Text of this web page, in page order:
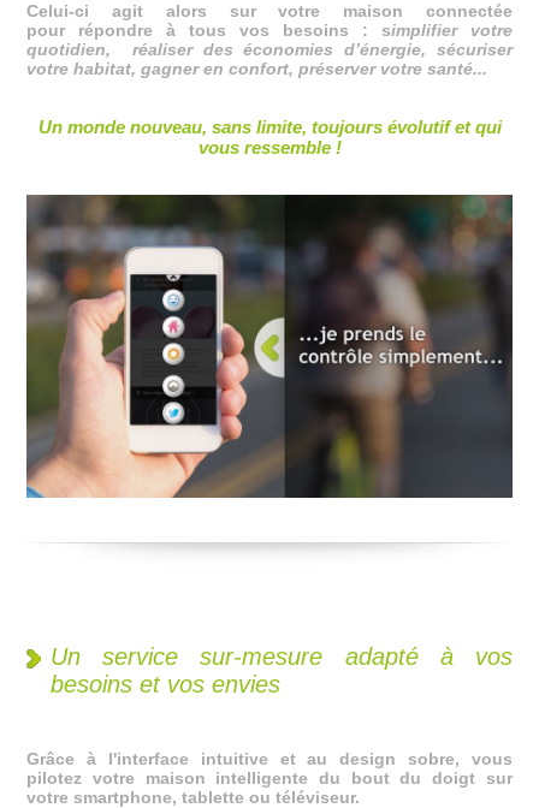
Celui-ci agit alors sur votre maison connectée
pour répondre à tous vos besoins : simplifier votre
quotidien, réaliser des économies d’énergie, sécuriser
votre habitat, gagner en confort, préserver votre santé...
Un monde nouveau, sans limite, toujours évolutif et qui
vous ressemble !
Un service sur-mesure adapté à vos
besoins et vos envies
Grâce à l'interface intuitive et au design sobre, vous
pilotez votre maison intelligente du bout du doigt sur
votre smartphone, tablette ou téléviseur.